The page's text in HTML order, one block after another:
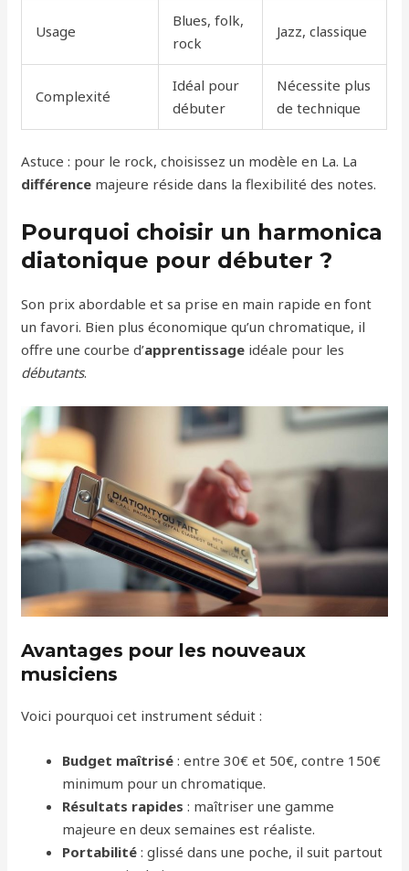
Usage
Blues, folk,
rock
Jazz, classique
Complexité
Idéal pour
débuter
Nécessite plus
de technique
Astuce : pour le rock, choisissez un modèle en La. La
différence majeure réside dans la flexibilité des notes.
Pourquoi choisir un harmonica
diatonique pour débuter ?
Son prix abordable et sa prise en main rapide en font
un favori. Bien plus économique qu’un chromatique, il
offre une courbe d’apprentissage idéale pour les
débutants.
Avantages pour les nouveaux
musiciens
Voici pourquoi cet instrument séduit :
Budget maîtrisé : entre 30€ et 50€, contre 150€
minimum pour un chromatique.
Résultats rapides : maîtriser une gamme
majeure en deux semaines est réaliste.
Portabilité : glissé dans une poche, il suit partout